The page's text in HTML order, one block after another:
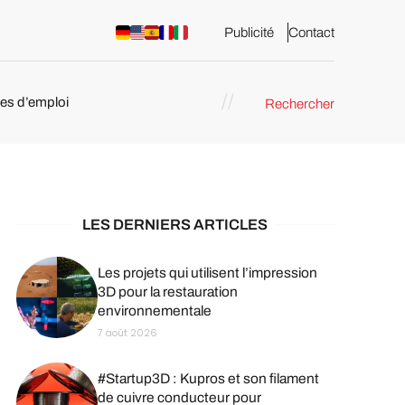
Publicité Contact
d’emploi Rechercher
LES DERNIERS ARTICLES
Les projets qui utilisent l’impression
3D pour la restauration
environnementale
7 août 2026
#Startup3D : Kupros et son filament
de cuivre conducteur pour